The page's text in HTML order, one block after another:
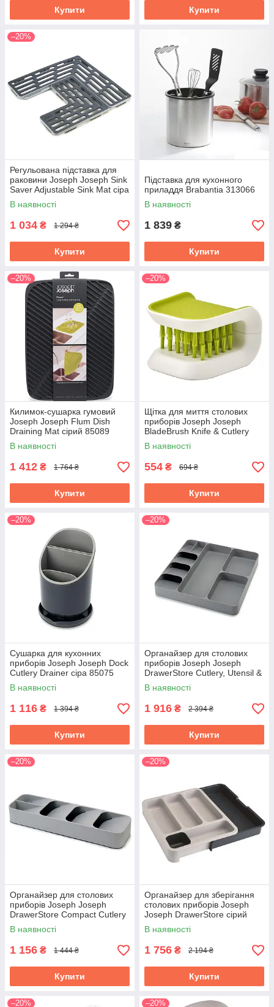
Купити Купити
–20%
Регульована підставка для
раковини Joseph Joseph Sink
Saver Adjustable Sink Mat сіра
85037
В наявності
1 034 ₴ 1 294 ₴
Купити
Підставка для кухонного
приладдя Brabantia 313066
В наявності
1 839 ₴
Купити
–20%
Килимок-сушарка гумовий
Joseph Joseph Flum Dish
Draining Mat сірий 85089
В наявності
1 412 ₴ 1 764 ₴
Купити
–20%
Щітка для миття столових
приборів Joseph Joseph
BladeBrush Knife & Cutlery
Cleaning Brush зелена 85105
В наявності
554 ₴ 694 ₴
Купити
–20%
Сушарка для кухонних
приборів Joseph Joseph Dock
Cutlery Drainer сіра 85075
В наявності
1 116 ₴ 1 394 ₴
Купити
–20%
Органайзер для столових
приборів Joseph Joseph
DrawerStore Cutlery, Utensil &
Gadget Organiser 85127
В наявності
1 916 ₴ 2 394 ₴
Купити
–20%
Органайзер для столових
приборів Joseph Joseph
DrawerStore Compact Cutlery
Organiser 85119
В наявності
1 156 ₴ 1 444 ₴
Купити
–20%
Органайзер для зберігання
столових приборів Joseph
Joseph DrawerStore сірий
85042
В наявності
1 756 ₴ 2 194 ₴
Купити
–20% –20%